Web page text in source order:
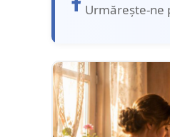
Urmărește-ne